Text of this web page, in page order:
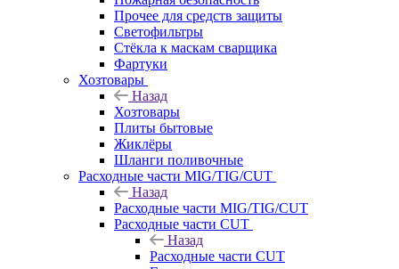
Прочее для средств защиты
Светофильтры
Стёкла к маскам сварщика
Фартуки
Хозтовары
Назад
Хозтовары
Плиты бытовые
Жиклёры
Шланги поливочные
Расходные части MIG/TIG/CUT
Назад
Расходные части MIG/TIG/CUT
Расходные части CUT
Назад
Расходные части CUT